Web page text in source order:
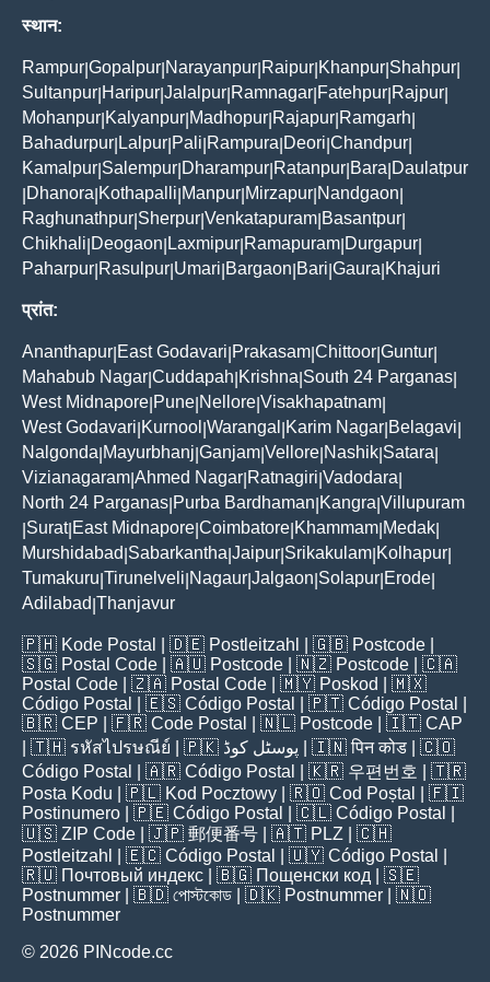
स्थान:
Rampur Gopalpur Narayanpur Raipur Khanpur Shahpur
Sultanpur Haripur Jalalpur Ramnagar Fatehpur Rajpur
Mohanpur Kalyanpur Madhopur Rajapur Ramgarh
Bahadurpur Lalpur Pali Rampura Deori Chandpur
Kamalpur Salempur Dharampur Ratanpur Bara Daulatpur
Dhanora Kothapalli Manpur Mirzapur Nandgaon
Raghunathpur Sherpur Venkatapuram Basantpur
Chikhali Deogaon Laxmipur Ramapuram Durgapur
Paharpur Rasulpur Umari Bargaon Bari Gaura Khajuri
प्रांत:
Ananthapur East Godavari Prakasam Chittoor Guntur
Mahabub Nagar Cuddapah Krishna South 24 Parganas
West Midnapore Pune Nellore Visakhapatnam
West Godavari Kurnool Warangal Karim Nagar Belagavi
Nalgonda Mayurbhanj Ganjam Vellore Nashik Satara
Vizianagaram Ahmed Nagar Ratnagiri Vadodara
North 24 Parganas Purba Bardhaman Kangra Villupuram
Surat| East Midnapore Coimbatore Khammam Medak
Murshidabad Sabarkantha Jaipur Srikakulam Kolhapur
Tumakuru Tirunelveli Nagaur Jalgaon Solapur Erode
Adilabad Thanjavur
🇵🇭 Kode Postal | 🇩🇪 Postleitzahl | 🇬🇧 Postcode
🇸🇬 Postal Code | 🇦🇺 Postcode | 🇳🇿 Postcode | 🇨🇦
Postal Code | 🇿🇦 Postal Code | 🇲🇾 Poskod
| 🇲🇽
Código Postal
| 🇪🇸 Código Postal | 🇵🇹 Código Postal
🇧🇷 CEP | 🇫🇷 Code Postal | 🇳🇱 Postcode | 🇮🇹 CAP
| 🇹🇭 รหัสไปรษณีย์ | 🇵🇰 پوسٹل کوڈ | 🇮🇳पिन कोड | 🇨🇴
Código Postal
| 🇦🇷 Código Postal | 🇰🇷 우편번호
| 🇹🇷
Posta Kodu | 🇵🇱 Kod Pocztowy | 🇷🇴 Cod Poștal
| 🇫🇮
Postinumero | 🇵🇪 Código Postal | 🇨🇱 Código Postal
🇺🇸 ZIP Code | 🇯🇵 郵便番号 | 🇦🇹 PLZ | 🇨🇭
Postleitzahl
| 🇪🇨 Código Postal | 🇺🇾 Código Postal
🇷🇺 Почтовый индекс | 🇧🇬 Пощенски код | 🇸🇪
Postnummer | 🇧🇩 পোস্টকোড | 🇩🇰 Postnummer | 🇳🇴
Postnummer
© 2026 PINcode.cc